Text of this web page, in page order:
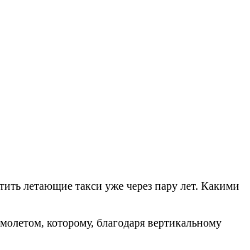
летающие такси уже через пару лет. Какими
которому, благодаря вертикальному